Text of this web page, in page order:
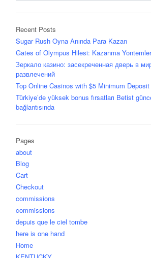
Recent Posts
Sugar Rush Oyna Anında Para Kazan
Gates of Olympus Hilesi: Kazanma
Зеркало казино: засекреченная дверь в
развлечений
Top Online Casinos with $5 Minimum Deposit
Türkiye’de yüksek bonus fırsatları Betist
bağlantısında
Pages
about
Blog
Cart
Checkout
commissions
commissions
depuis que le ciel tombe
here is one hand
Home